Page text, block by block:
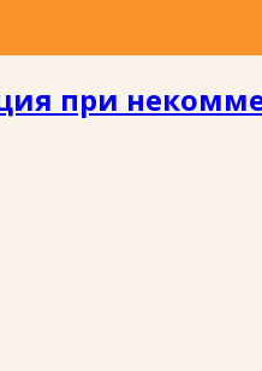
при